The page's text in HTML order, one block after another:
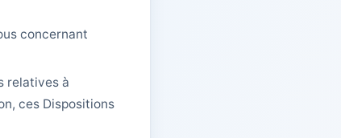
concernant
relatives à
ces Dispositions